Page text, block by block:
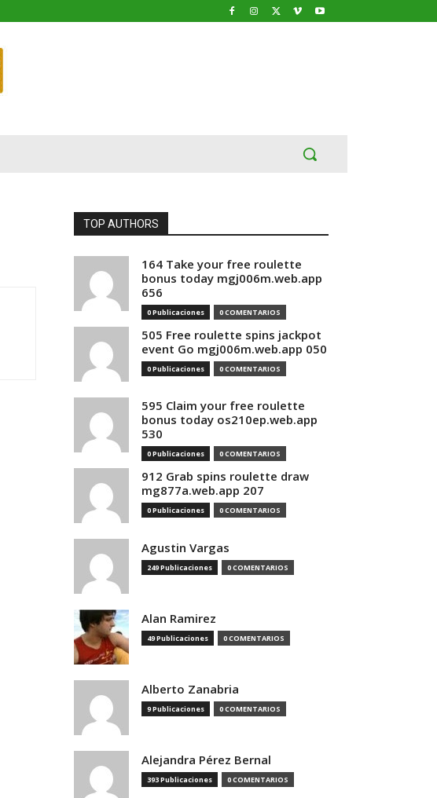
TOP AUTHORS
164 Take your free roulette
bonus today mgj006m.web.app
656
0 Publicaciones 0 COMENTARIOS
505 Free roulette spins jackpot
event Go mgj006m.web.app 050
0 Publicaciones 0 COMENTARIOS
595 Claim your free roulette
bonus today os210ep.web.app
530
0 Publicaciones 0 COMENTARIOS
912 Grab spins roulette draw
mg877a.web.app 207
0 Publicaciones 0 COMENTARIOS
Agustin Vargas
249 Publicaciones 0 COMENTARIOS
Alan Ramirez
49 Publicaciones 0 COMENTARIOS
Alberto Zanabria
9 Publicaciones 0 COMENTARIOS
Alejandra Pérez Bernal
393 Publicaciones 0 COMENTARIOS